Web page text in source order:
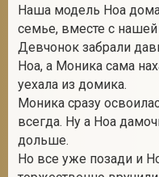
Наша модель Ноа
семье, вместе с
Девчонок забрали
Ноа, а Моника сама
уехала из домика.
Моника сразу
всегда. Ну а Ноа
дольше.
Но все уже позади и